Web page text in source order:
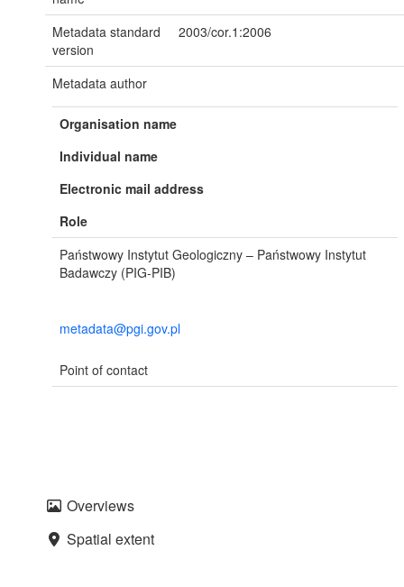
Metadata standard
version
2003/cor.1:2006
Metadata author
Organisation name
Individual name
Electronic mail address
Role
Państwowy Instytut Geologiczny – Państwowy Instytut
Badawczy (PIG-PIB)
metadata@pgi.gov.pl
Point of contact
Overviews
Spatial extent